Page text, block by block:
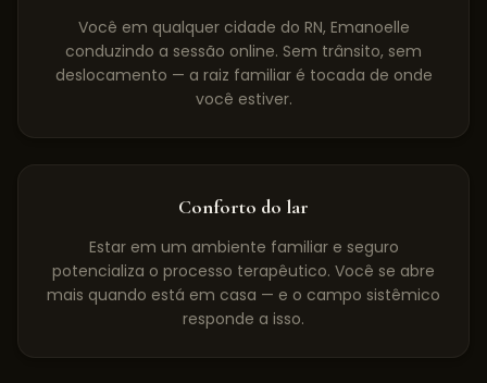
Você em qualquer cidade do RN, Emanoelle
conduzindo a sessão online. Sem trânsito, sem
deslocamento — a raiz familiar é tocada de onde
você estiver.
Conforto do lar
Estar em um ambiente familiar e seguro
potencializa o processo terapêutico. Você se abre
mais quando está em casa — e o campo sistêmico
responde a isso.